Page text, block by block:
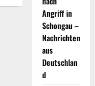
Angriff in
Schongau –
Nachrichten
aus
Deutschlan
d